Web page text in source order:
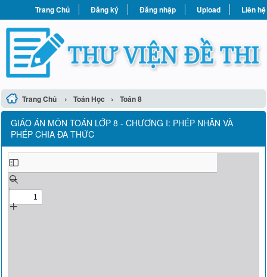
Trang Chủ Đăng ký Đăng nhập Upload Liên hệ
Trang Chủ › Toán Học › Toán 8
GIÁO ÁN MÔN TOÁN LỚP 8 - CHƯƠNG I: PHÉP NHÂN VÀ
PHÉP CHIA ĐA THỨC